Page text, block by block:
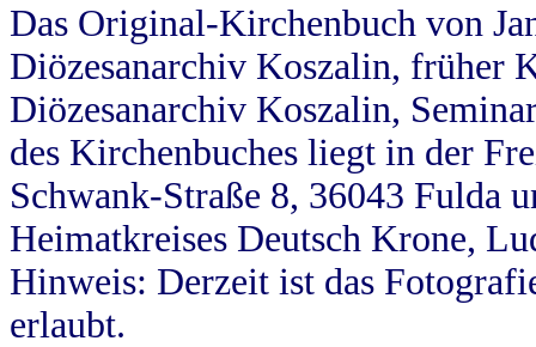
Das Original-Kirchenbuch von
Diözesanarchiv Koszalin, früher
Diözesanarchiv Koszalin,
des Kirchenbuches liegt in der
Schwank-Straße 8, 36043 Fulda
Heimatkreises Deutsch Krone,
Hinweis: Derzeit ist das
erlaubt.